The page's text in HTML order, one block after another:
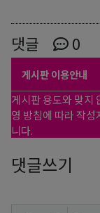
댓글 0
게시판 이용안내
게시판 용도와 맞지
영 방침에 따라 작
니다.
댓글쓰기